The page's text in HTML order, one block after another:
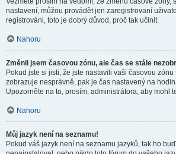
nastavení, můžou provádět jen zaregistrovaní
registrováni, toto je dobrý důvod, proč tak učinit.
Nahoru
Změnil jsem časovou zónu, ale čas se stále
Pokud jste si jisti, že jste nastavili vaši časovou
zobrazuje nesprávně, pak je čas nastavený na
Upozorněte na to, prosím, administrátora, aby mohl
Nahoru
Můj jazyk není na seznamu!
Pokud váš jazyk není na seznamu jazyků, tak ho